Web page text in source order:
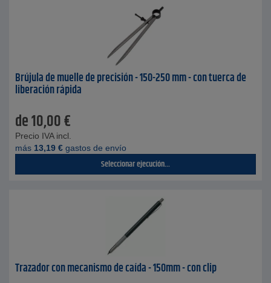
Brújula de muelle de precisión - 150-250 mm - con tuerca de
liberación rápida
de10,00€
Precio IVA incl.
más 13,19 € gastos de envío
Seleccionar ejecución...
Trazador con mecanismo de caída - 150mm - con clip